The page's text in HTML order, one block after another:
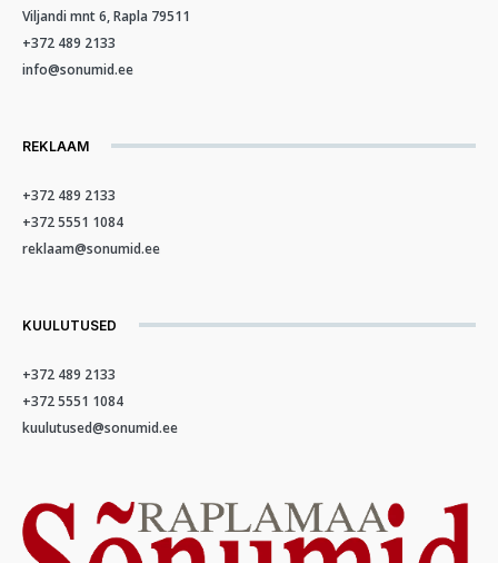
Viljandi mnt 6, Rapla 79511
+372 489 2133
info@sonumid.ee
REKLAAM
+372 489 2133
+372 5551 1084
reklaam@sonumid.ee
KUULUTUSED
+372 489 2133
+372 5551 1084
kuulutused@sonumid.ee